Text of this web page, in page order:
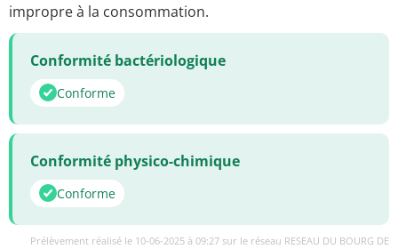
impropre à la consommation.
Conformité bactériologique
Conforme
Conformité physico-chimique
Conforme
Prélèvement réalisé le 10-06-2025 à 09:27 sur le réseau RESEAU DU BOURG DE